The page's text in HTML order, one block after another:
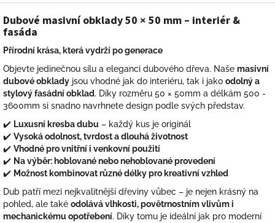
Dubové masivní obklady 50 × 50 mm – interiér &
fasáda
Přírodní krása, která vydrží po generace
Objevte jedinečnou sílu a eleganci dubového dřeva. Naše masivní
dubové obklady jsou vhodné jak do interiéru, tak i jako odolný a
stylový fasádní obklad. Díky rozměru 50 × 50mm a délkám 500 -
3600mm si snadno navrhnete design podle svých představ.
✔️ Luxusní kresba dubu – každý kus je originál
✔️ Vysoká odolnost, tvrdost a dlouhá životnost
✔️ Vhodné pro vnitřní i venkovní použití
✔️ Na výběr: hoblované nebo nehoblované provedení
✔️ Možnost kombinovat různé délky pro kreativní vzhled
Dub patří mezi nejkvalitnější dřeviny vůbec – je nejen krásný na
pohled, ale také odolává vlhkosti, povětrnostním vlivům i
mechanickému opotřebení. Díky tomu je ideální jak pro moderní